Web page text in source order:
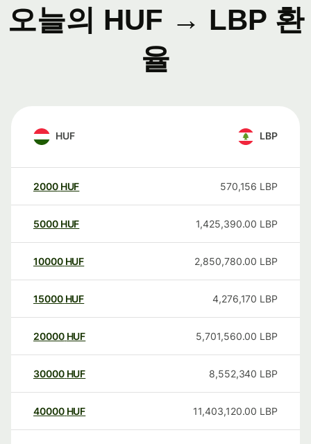
오늘의 HUF → LBP 환
율
HUF LBP
2000 HUF 570,156 LBP
5000 HUF 1,425,390.00 LBP
10000 HUF 2,850,780.00 LBP
15000 HUF 4,276,170 LBP
20000 HUF 5,701,560.00 LBP
30000 HUF 8,552,340 LBP
40000 HUF 11,403,120.00 LBP